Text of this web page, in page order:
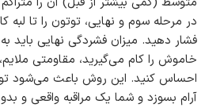
در مرحله سوم و نهایی، توتون را تا لبه
فشار دهید. میزان فشردگی نهایی باید
خاموش را کام می‌گیرید، مقاومتی
احساس کنید. این روش باعث می‌شود
آرام بسوزد و شما یک مراقبه واقعی و